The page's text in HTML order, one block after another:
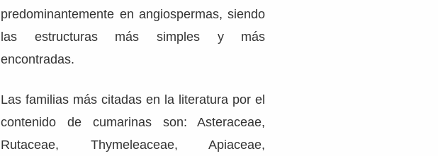
predominantemente en angiospermas, siendo
las estructuras más simples y más
encontradas.
Las familias más citadas en la literatura por el
contenido de cumarinas son: Asteraceae,
Rutaceae, Thymeleaceae, Apiaceae,